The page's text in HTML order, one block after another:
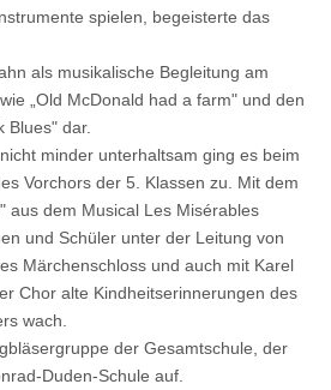
spielen, begeisterte das
als musikalische Begleitung am
„Old McDonald had a farm" und den
Blues" dar.
minder unterhaltsam ging es beim
Vorchors der 5. Klassen zu. Mit dem
aus dem Musical Les Misérables
und Schüler unter der Leitung von
Märchenschloss und auch mit Karel
Chor alte Kindheitserinnerungen des
wach.
der Gesamtschule, der
Duden-Schule auf.